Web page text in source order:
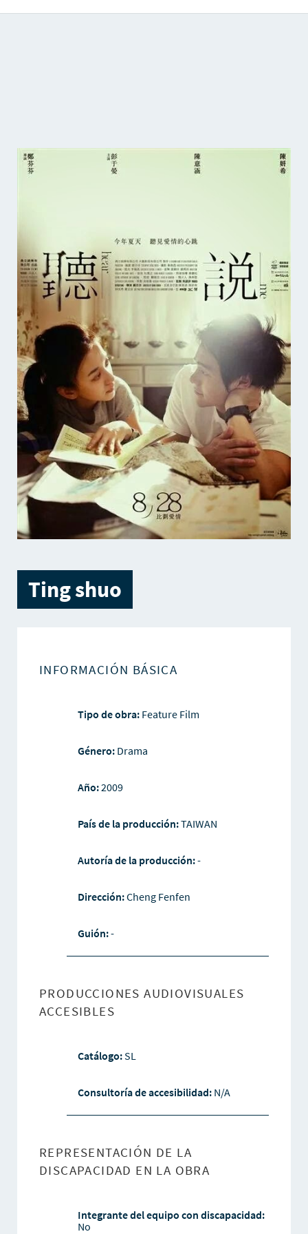
Ting shuo
INFORMACIÓN BÁSICA
Tipo de obra:Feature Film
Género:Drama
Año:2009
País de la producción:TAIWAN
Autoría de la producción:-
Dirección:Cheng Fenfen
Guión:-
PRODUCCIONES AUDIOVISUALES
ACCESIBLES
Catálogo:SL
Consultoría de accesibilidad: N/A
REPRESENTACIÓN DE LA
DISCAPACIDAD EN LA OBRA
Integrante del equipo con discapacidad:
No